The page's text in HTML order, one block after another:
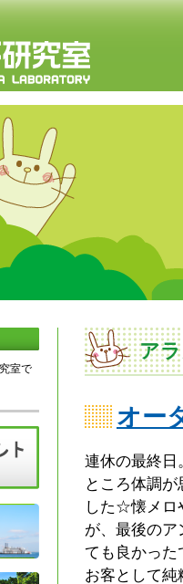
室で
ア
オー
連休の最終
ところ体調
した☆懐メロ
が、最後の
ても良かっ
お客として